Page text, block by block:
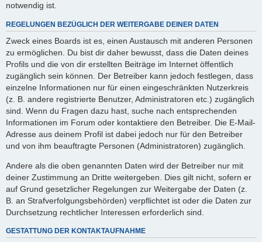
notwendig ist.
REGELUNGEN BEZÜGLICH DER WEITERGABE DEINER DATEN
Zweck eines Boards ist es, einen Austausch mit anderen Personen
zu ermöglichen. Du bist dir daher bewusst, dass die Daten deines
Profils und die von dir erstellten Beiträge im Internet öffentlich
zugänglich sein können. Der Betreiber kann jedoch festlegen, dass
einzelne Informationen nur für einen eingeschränkten Nutzerkreis
(z. B. andere registrierte Benutzer, Administratoren etc.) zugänglich
sind. Wenn du Fragen dazu hast, suche nach entsprechenden
Informationen im Forum oder kontaktiere den Betreiber. Die E-Mail-
Adresse aus deinem Profil ist dabei jedoch nur für den Betreiber
und von ihm beauftragte Personen (Administratoren) zugänglich.
Andere als die oben genannten Daten wird der Betreiber nur mit
deiner Zustimmung an Dritte weitergeben. Dies gilt nicht, sofern er
auf Grund gesetzlicher Regelungen zur Weitergabe der Daten (z.
B. an Strafverfolgungsbehörden) verpflichtet ist oder die Daten zur
Durchsetzung rechtlicher Interessen erforderlich sind.
GESTATTUNG DER KONTAKTAUFNAHME